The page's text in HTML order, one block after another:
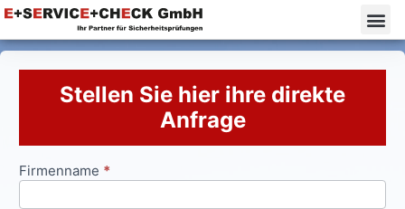
Stellen Sie hier ihre direkte
Anfrage
Anfrageformular
Firmenname *